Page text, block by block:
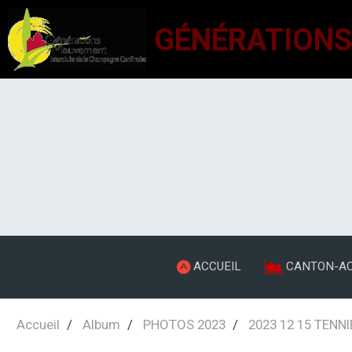
ACCUEIL CANTON-
Accueil Album PHOTOS 2023 2023 12 15